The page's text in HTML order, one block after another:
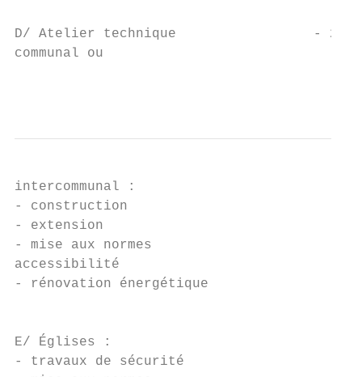
D/ Atelier technique                 - 2
communal ou
intercommunal :
- construction
- extension
- mise aux normes
accessibilité
- rénovation énergétique
E/ Églises :
- travaux de sécurité